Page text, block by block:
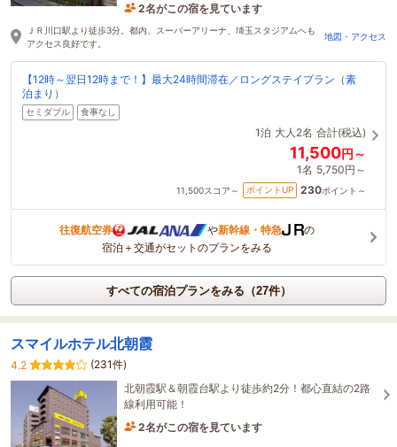
2名がこの宿を見ています
1時間前に予約されました
ＪＲ川口駅より徒歩3分。都内、スーパーアリーナ、埼玉スタジアムへも
アクセス良好です。
地図・アクセス
【12時～翌日12時まで！】最大24時間滞在／ロングステイプラン（素
泊まり）
セミダブル 食事なし
1泊 大人2名 合計(税込)
11,500円～
1名 5,750円～
11,500スコア～ ポイントUP 230ポイント～
往復航空券 や新幹線・特急
の
宿泊＋交通がセットのプランをみる
すべての宿泊プランをみる（27件）
スマイルホテル北朝霞
4.2
(231件)
北朝霞駅＆朝霞台駅より徒歩約2分！都心直結の2路
線利用可能！
2名がこの宿を見ています